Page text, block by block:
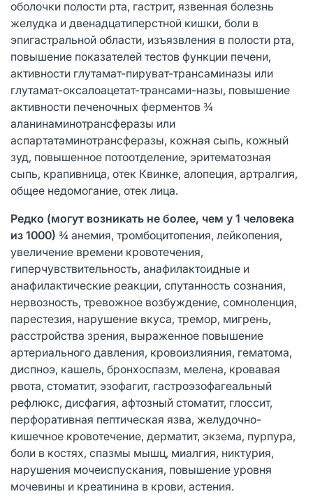
оболочки полости рта, гастрит, язвенная болезнь
желудка и двенадцатиперстной кишки, боли в
эпигастральной области, изъязвления в полости рта,
повышение показателей тестов функции печени,
активности глутамат-пируват-трансаминазы или
глутамат-оксалоацетат-трансами-назы, повышение
активности печеночных ферментов ¾
аланинаминотрансферазы или
аспартатаминотрансферазы, кожная сыпь, кожный
зуд, повышенное потоотделение, эритематозная
сыпь, крапивница, отек Квинке, алопеция, артралгия,
общее недомогание, отек лица.
Редко (могут возникать не более, чем у 1 человека
из 1000) ¾ анемия, тромбоцитопения, лейкопения,
увеличение времени кровотечения,
гиперчувствительность, анафилактоидные и
анафилактические реакции, спутанность сознания,
нервозность, тревожное возбуждение, сомноленция,
парестезия, нарушение вкуса, тремор, мигрень,
расстройства зрения, выраженное повышение
артериального давления, кровоизлияния, гематома,
диспноэ, кашель, бронхоспазм, мелена, кровавая
рвота, стоматит, эзофагит, гастроэзофагеальный
рефлюкс, дисфагия, афтозный стоматит, глоссит,
перфоративная пептическая язва, желудочно-
кишечное кровотечение, дерматит, экзема, пурпура,
боли в костях, спазмы мышц, миалгия, никтурия,
нарушения мочеиспускания, повышение уровня
мочевины и креатинина в крови, астения.